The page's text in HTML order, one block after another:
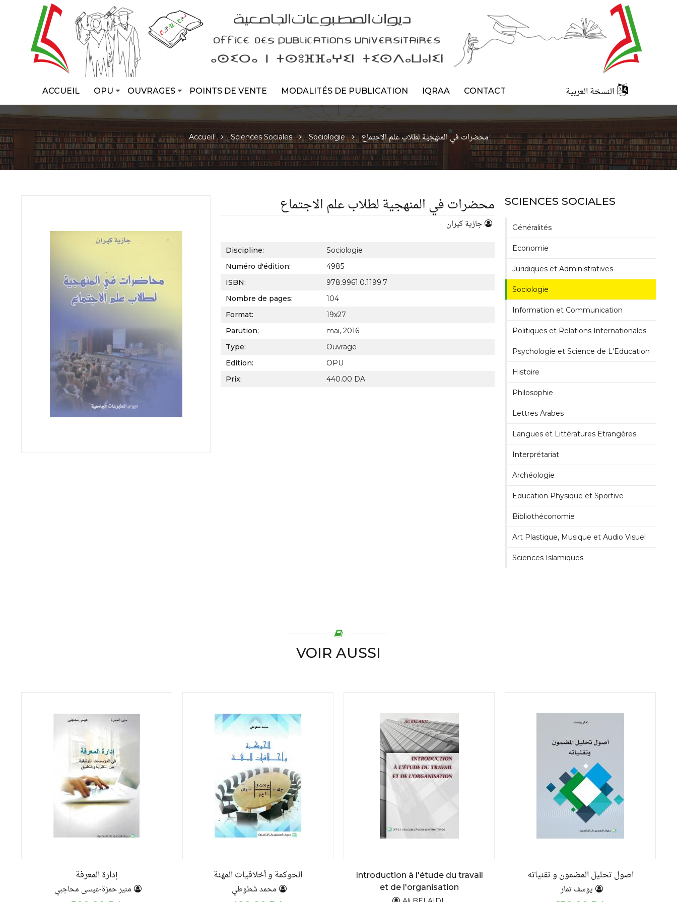
ACCUEIL OPU OUVRAGES POINTS DE VENTE MODALITÉS DE PUBLICATION IQRAA CONTACT النسخة العربية
Accueil Sciences Sociales Sociologie محضرات في المنهجية لطلاب علم الاجتماع
محضرات في المنهجية لطلاب علم الاجتماع
جازية كيران
Discipline:
Sociologie
Numéro d'édition:
4985
ISBN:
978.9961.0.1199.7
Nombre de pages:
104
Format:
19x27
Parution:
mai, 2016
Type:
Ouvrage
Edition:
OPU
Prix:
440.00 DA
SCIENCES SOCIALES
Généralités
Economie
Juridiques et Administratives
Sociologie
Information et Communication
Politiques et Relations Internationales
Psychologie et Science de L'Education
Histoire
Philosophie
Lettres Arabes
Langues et Littératures Etrangères
Interprétariat
Archéologie
Education Physique et Sportive
Bibliothéconomie
Art Plastique, Musique et Audio Visuel
Sciences Islamiques
VOIR AUSSI
إدارة المعرفة
منير حمزة-عيسى محاجبي
الحوكمة و أخلاقيات المهنة
محمد شطوطي
Introduction à l'étude du travail
et de l'organisation
اصول تحليل المضمون و تقنياته
يوسف تمار